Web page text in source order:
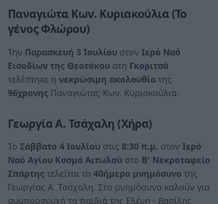
Παναγιώτα Κων. Κυριακούλια (Το
γένος Φλώρου)
Την Παρασκευή 3 Ιουλίου στον Ιερό Ναό
Εισοδίων της Θεοτόκου στη Γκοριτσά
τελέστηκε η νεκρώσιμη ακολουθία της
96χρονης Παναγιώτας Κων. Κυριακούλια.
Γεωργία Α. Τσάχαλη (Χήρα)
Το Σάββατο 4 Ιουλίου στις 8:30 π.μ. στον Ιερό
Ναό Αγίου Κοσμά Αιτωλού στο Β' Νεκροταφείο
Σπάρτης τελείται το 40ήμερο μνημόσυνο της
Γεωργίας Α. Τσάχαλη. Στο μνημόσυνο καλούν για
συμπροσευχή τα παιδιά της Ελένη - Βασίλης